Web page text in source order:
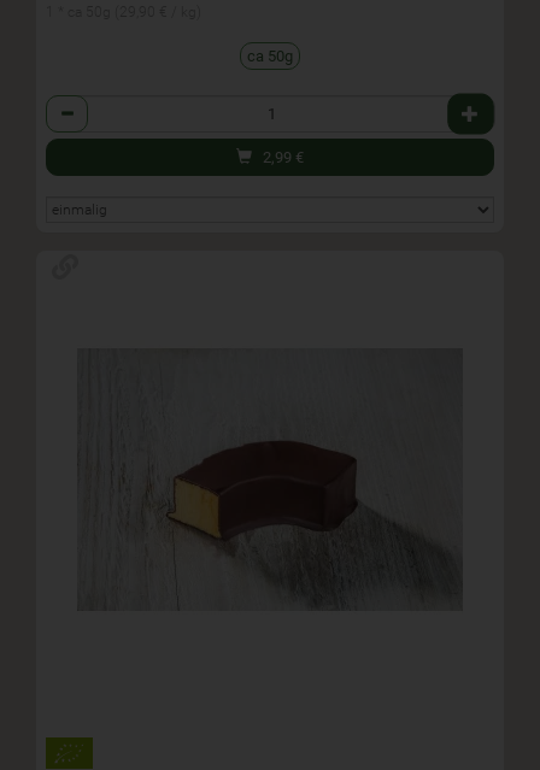
ca 50g
Anzahl
2,99 €